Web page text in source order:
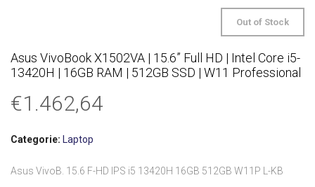
Out of Stock
Asus VivoBook X1502VA | 15.6” Full HD | Intel Core i5-
13420H | 16GB RAM | 512GB SSD | W11 Professional
€1.462,64
Categorie: Laptop
Asus VivoB. 15.6 F-HD IPS i5 13420H 16GB 512GB W11P L-KB